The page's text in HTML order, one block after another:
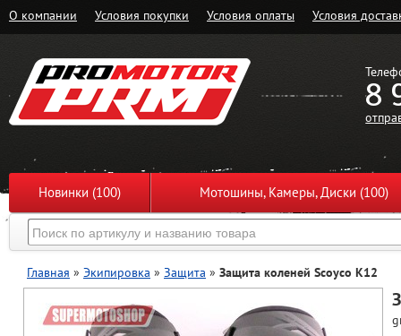
О компании Условия покупки Условия оплаты Условия
8
Новинки (100) Мотошины, Камеры, Диски (100)
Главная » Экипировка » Защита » Защита коленей Scoyco K12